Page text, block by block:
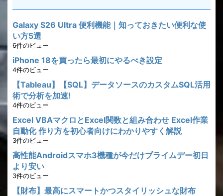
Galaxy S26 Ultra 便利機能｜知っておきたい便利な使
い方5選
6件のビュー
iPhone 18を買ったら最初にやるべき設定
4件のビュー
【Tableau】【SQL】データソースのカスタムSQL活用
術で分析を加速!
4件のビュー
Excel VBAマクロとExcel関数と組み合わせ Excel作業
自動化 作り方を初心者向けにわかりやすく解説
3件のビュー
高性能Androidスマホ3機種が今だけプライムデー初日
より安い
3件のビュー
【財布】最高にスマートかつスタイリッシュな財布